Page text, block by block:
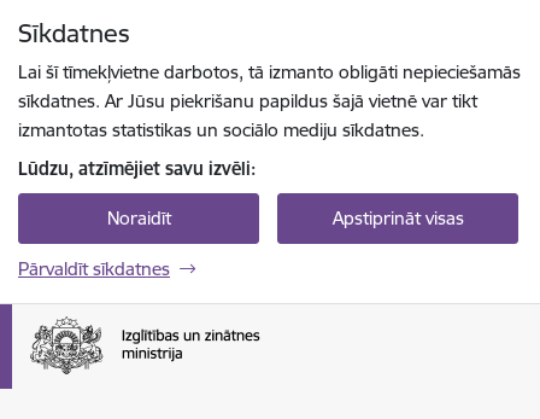
Sīkdatnes
Lai šī tīmekļvietne darbotos, tā izmanto obligāti nepieciešamās
sīkdatnes. Ar Jūsu piekrišanu papildus šajā vietnē var tikt
izmantotas statistikas un sociālo mediju sīkdatnes.
Lūdzu, atzīmējiet savu izvēli:
Noraidīt Apstiprināt visas
Pārvaldīt sīkdatnes